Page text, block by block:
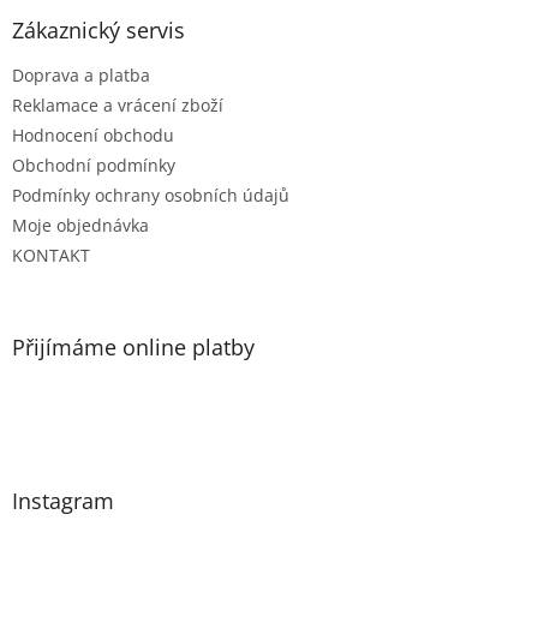
Zákaznický servis
Doprava a platba
Reklamace a vrácení zboží
Hodnocení obchodu
Obchodní podmínky
Podmínky ochrany osobních údajů
Moje objednávka
KONTAKT
Přijímáme online platby
Instagram